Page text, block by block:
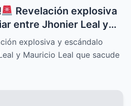
Revelación explosiva
entre Jhonier Leal y
los cimientos de
secretos ocultos y
que nadie
explosiva y escándalo
y Mauricio Leal que sacude